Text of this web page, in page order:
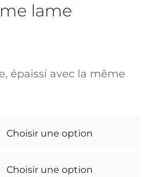
lame
épaissi avec la même